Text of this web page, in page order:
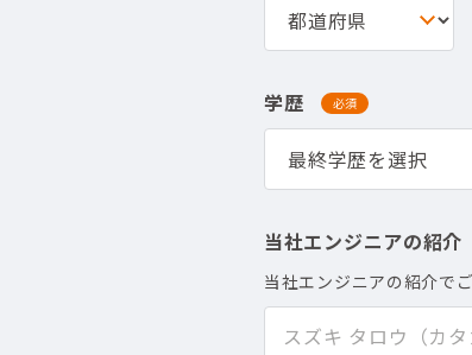
学歴 必須
当社エンジニアの紹介
当社エンジニアの紹介で